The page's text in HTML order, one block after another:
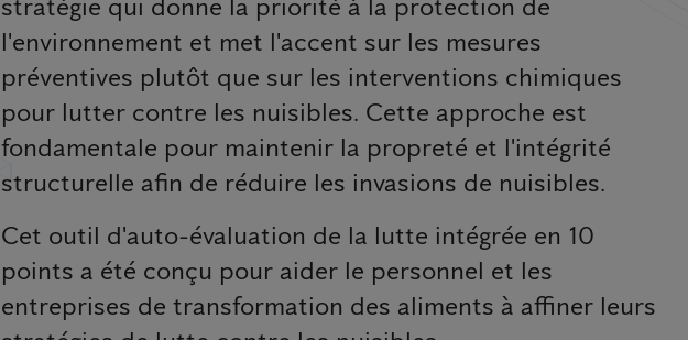
l'environnement et met l'accent sur les mesures
préventives plutôt que sur les interventions chimiques
pour lutter contre les nuisibles. Cette approche est
fondamentale pour maintenir la propreté et l'intégrité
structurelle afin de réduire les invasions de nuisibles.
Cet outil d'auto-évaluation de la lutte intégrée en 10
points a été conçu pour aider le personnel et les
entreprises de transformation des aliments à affiner leurs